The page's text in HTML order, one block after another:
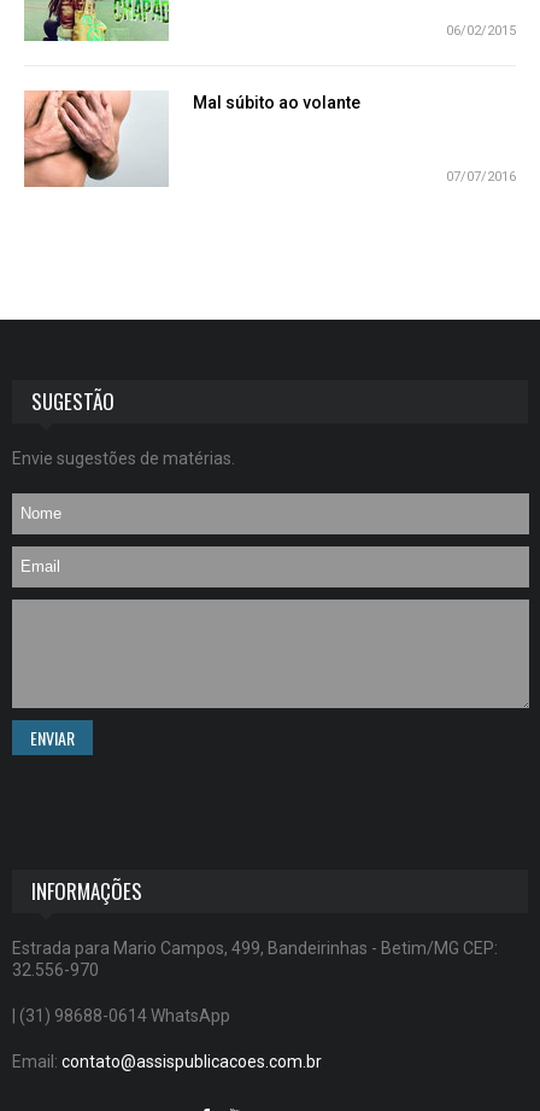
06/02/2015
Mal súbito ao volante
07/07/2016
SUGESTÃO
Envie sugestões de matérias.
ENVIAR
INFORMAÇÕES
Estrada para Mario Campos, 499, Bandeirinhas - Betim/MG CEP:
32.556-970
| (31) 98688-0614 WhatsApp
Email: contato@assispublicacoes.com.br